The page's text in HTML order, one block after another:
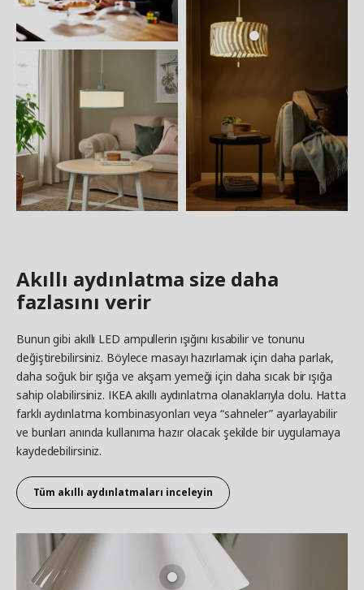
Akıllı aydınlatma size daha
fazlasını verir
Bunun gibi akıllı LED ampullerin ışığını kısabilir ve tonunu
değiştirebilirsiniz. Böylece masayı hazırlamak için daha parlak,
daha soğuk bir ışığa ve akşam yemeği için daha sıcak bir ışığa
sahip olabilirsiniz. IKEA akıllı aydınlatma olanaklarıyla dolu. Hatta
farklı aydınlatma kombinasyonları veya “sahneler” ayarlayabilir
ve bunları anında kullanıma hazır olacak şekilde bir uygulamaya
kaydedebilirsiniz.
Tüm akıllı aydınlatmaları inceleyin